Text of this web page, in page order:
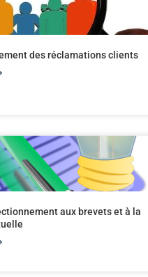
des réclamations clients
aux brevets et à la